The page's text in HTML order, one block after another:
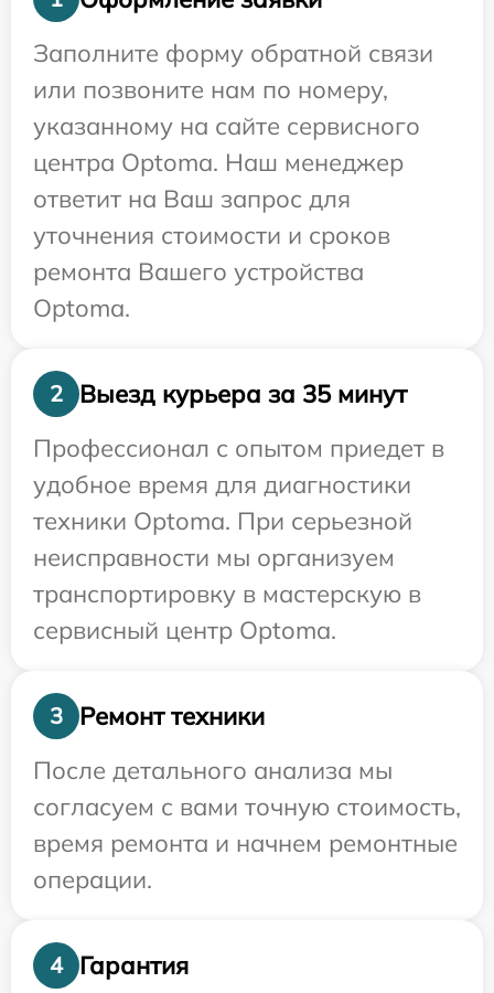
Заполните форму обратной связи
или позвоните нам по номеру,
указанному на сайте сервисного
центра Optoma. Наш менеджер
ответит на Ваш запрос для
уточнения стоимости и сроков
ремонта Вашего устройства
Optoma.
2
Выезд курьера за 35 минут
Профессионал с опытом приедет в
удобное время для диагностики
техники Optoma. При серьезной
неисправности мы организуем
транспортировку в мастерскую в
сервисный центр Optoma.
3
Ремонт техники
После детального анализа мы
согласуем с вами точную стоимость,
время ремонта и начнем ремонтные
операции.
4
Гарантия